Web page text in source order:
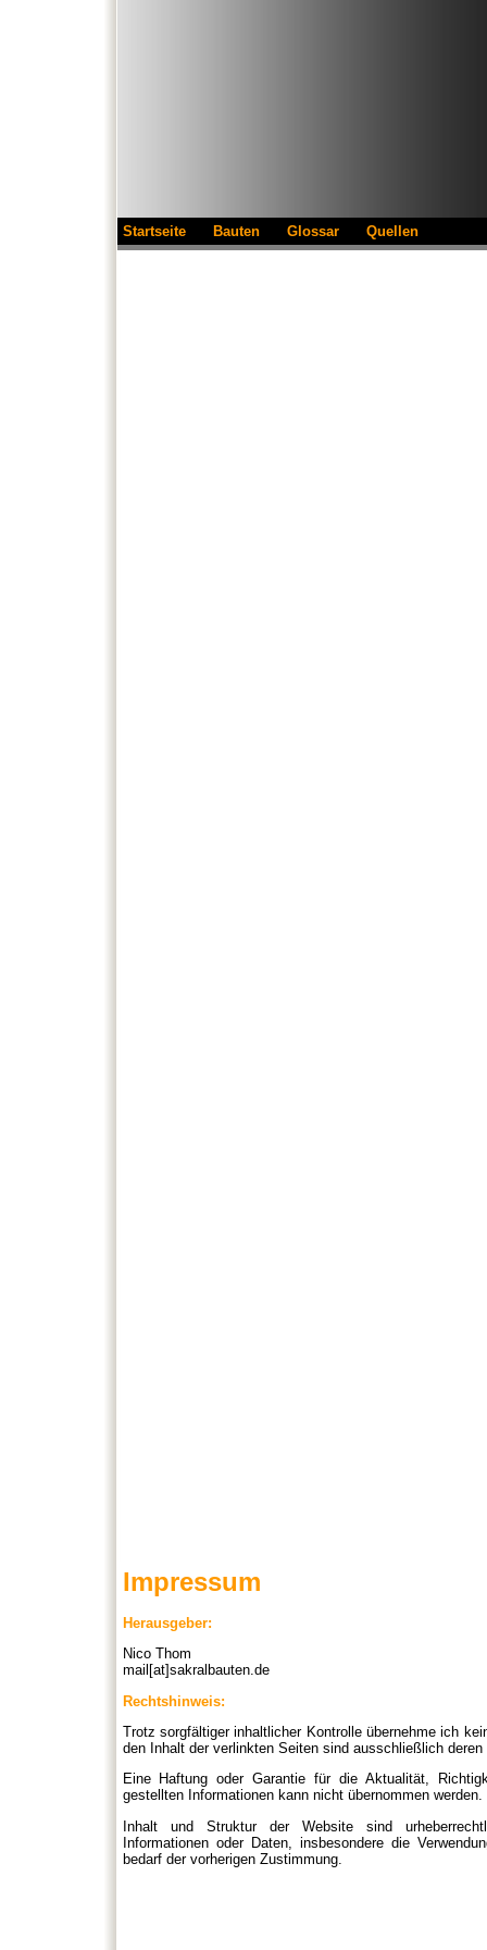
Startseite Bauten Glossar Quellen
Impressum
Herausgeber:
Nico Thom
mail[at]sakralbauten.de
Rechtshinweis:
Trotz sorgfältiger inhaltlicher Kontrolle übernehme ich
den Inhalt der verlinkten Seiten sind ausschließlich
Eine Haftung oder Garantie für die Aktualität,
gestellten Informationen kann nicht übernommen werden.
Inhalt und Struktur der Website sind
Informationen oder Daten, insbesondere die
bedarf der vorherigen Zustimmung.